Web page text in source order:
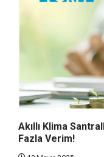
Akıllı Klima
Fazla Verim!